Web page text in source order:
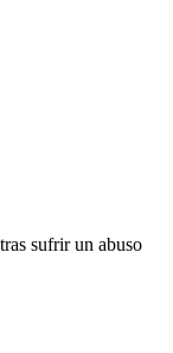
sufrir un abuso